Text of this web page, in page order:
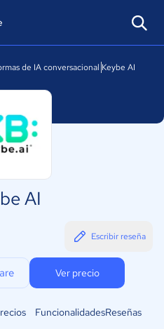
de IA conversacional Keybe AI
AI
Escribir reseña
Ver precio
FuncionalidadesReseñas